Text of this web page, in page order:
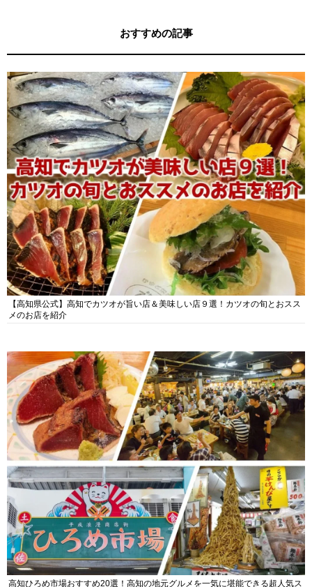
おすすめの記事
【高知県公式】高知でカツオが旨い店＆美味しい店９選！カツオの旬とおスス
メのお店を紹介
高知ひろめ市場おすすめ20選！高知の地元グルメを一気に堪能できる超人気ス